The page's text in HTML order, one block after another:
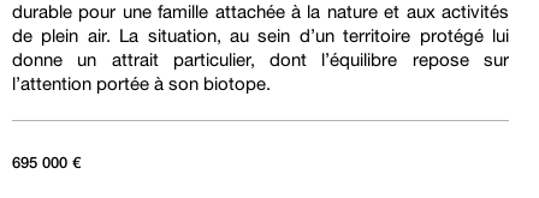
durable pour une famille attachée à la nature et aux activités
de plein air. La situation, au sein d’un territoire protégé lui
donne un attrait particulier, dont l’équilibre repose sur
l’attention portée à son biotope.
695 000 €